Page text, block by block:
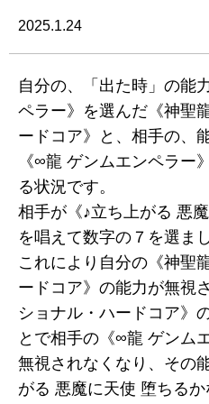
2025.1.24
自分の、「出た時」の能
ペラー》を選んだ《神聖
ードコア》と、相手の、
《∞龍 ゲンムエンペラー
る状況です。
相手が《♪立ち上がる 悪
を唱えて数字の７を選まし
これにより自分の《神聖
ードコア》の能力が無視
ショナル・ハードコア》
とで相手の《∞龍 ゲンム
無視されなくなり、その
がる 悪魔に天使 堕ちる